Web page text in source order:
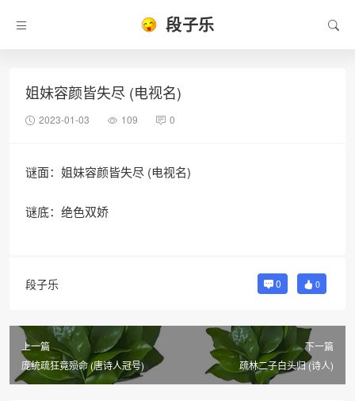
段子乐
姐妹容颜皆失尽 (电视名)
2023-01-03 109 0
谜面：姐妹容颜皆失尽 (电视名)
谜底：绝色双娇
段子乐 0 0
上一篇
庞统疏狂竟殒命 (唐诗人冠号)
下一篇
疏林二子白头归 (诗人)